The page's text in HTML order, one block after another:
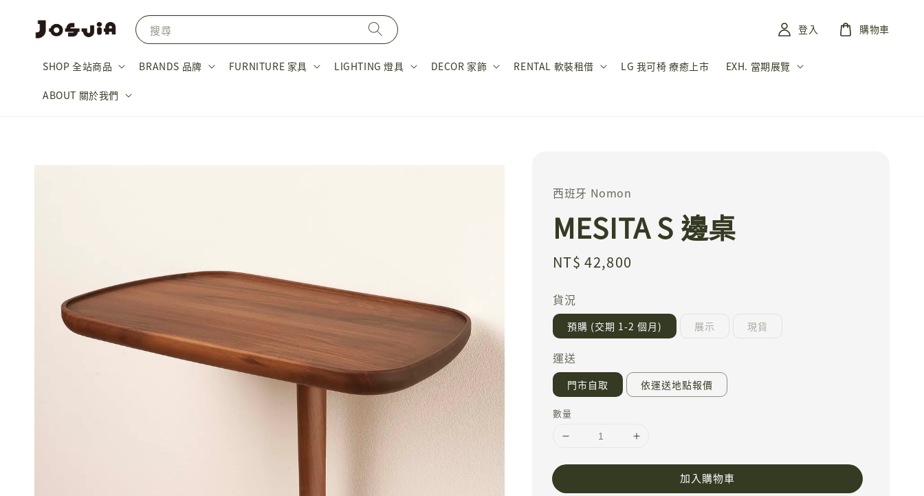
搜尋
SHOP 全站商品 BRANDS 品牌 FURNITURE 家具 LIGHTING 燈具 DECOR 家飾 RENTAL 軟裝租借 LG 我可椅 療癒上市 EXH. 當期展覽
ABOUT 關於我們
登入 購物車
西班牙 Nomon
MESITA S 邊桌
Regular
NT$ 42,800
貨況
預購 (交期 1-2 個月) 展示 現貨
運送
門市自取 依運送地點報價
數量
加入購物車